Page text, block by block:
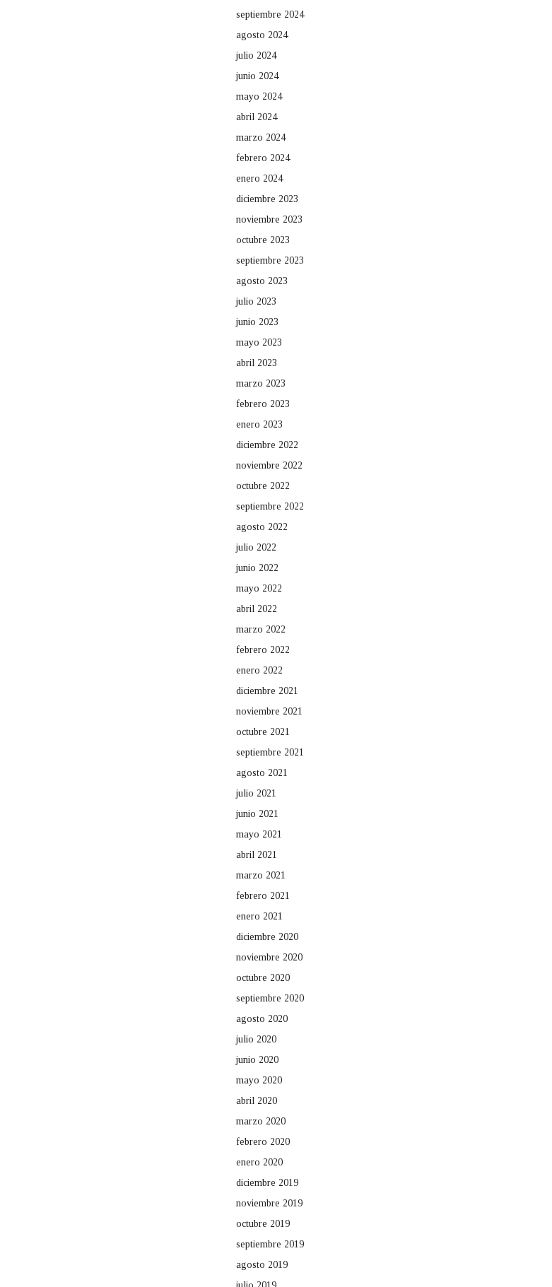
septiembre 2024
agosto 2024
julio 2024
junio 2024
mayo 2024
abril 2024
marzo 2024
febrero 2024
enero 2024
diciembre 2023
noviembre 2023
octubre 2023
septiembre 2023
agosto 2023
julio 2023
junio 2023
mayo 2023
abril 2023
marzo 2023
febrero 2023
enero 2023
diciembre 2022
noviembre 2022
octubre 2022
septiembre 2022
agosto 2022
julio 2022
junio 2022
mayo 2022
abril 2022
marzo 2022
febrero 2022
enero 2022
diciembre 2021
noviembre 2021
octubre 2021
septiembre 2021
agosto 2021
julio 2021
junio 2021
mayo 2021
abril 2021
marzo 2021
febrero 2021
enero 2021
diciembre 2020
noviembre 2020
octubre 2020
septiembre 2020
agosto 2020
julio 2020
junio 2020
mayo 2020
abril 2020
marzo 2020
febrero 2020
enero 2020
diciembre 2019
noviembre 2019
octubre 2019
septiembre 2019
agosto 2019